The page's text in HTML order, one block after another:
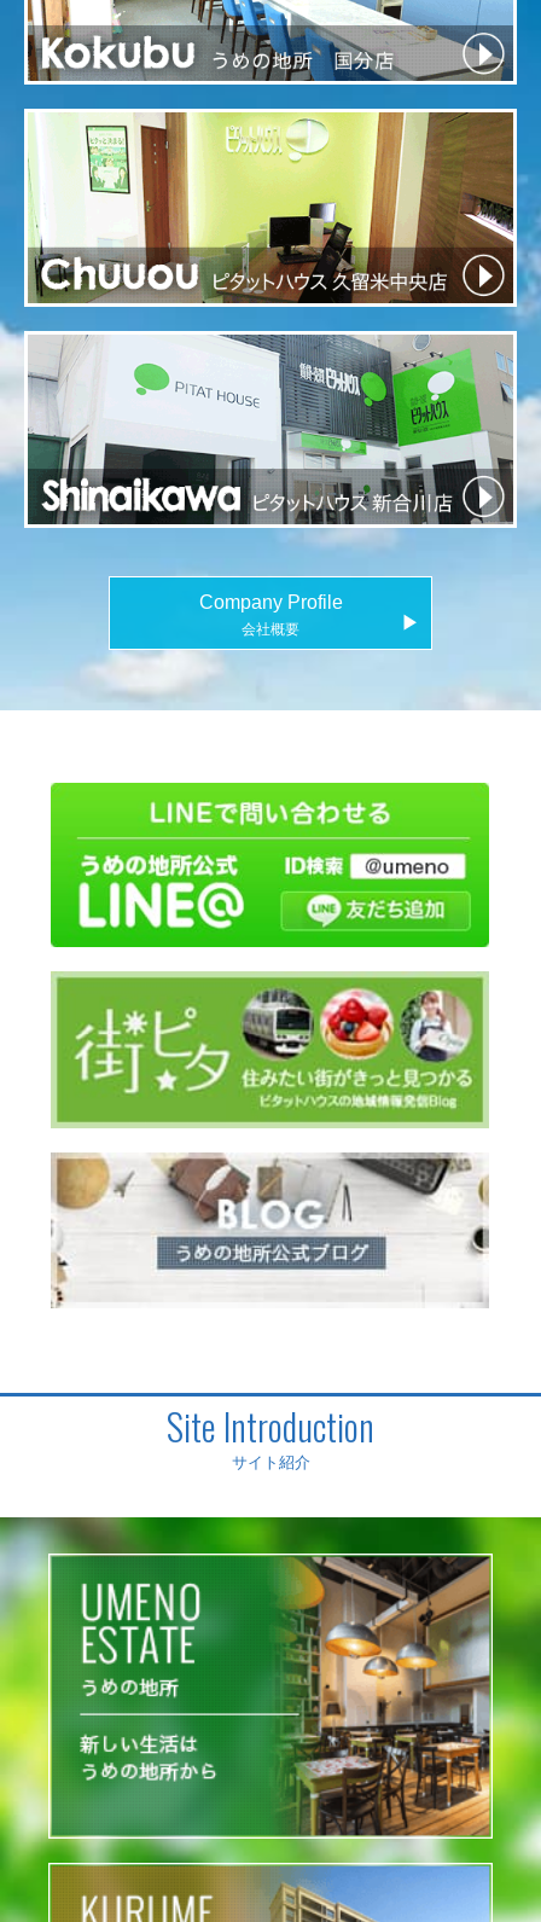
Company Profile
会社概要 ▶
Site Introduction
サイト紹介